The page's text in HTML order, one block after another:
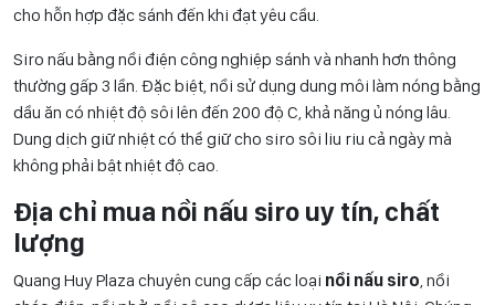
cho hỗn hợp đặc sánh đến khi đạt yêu cầu.
Siro nấu bằng nồi điện công nghiệp sánh và nhanh hơn thông
thường gấp 3 lần. Đặc biệt, nồi sử dụng dung môi làm nóng bằng
dầu ăn có nhiệt độ sôi lên đến 200 độ C, khả năng ủ nóng lâu.
Dung dịch giữ nhiệt có thể giữ cho siro sôi liu riu cả ngày mà
không phải bật nhiệt độ cao.
Địa chỉ mua nồi nấu siro uy tín, chất
lượng
Quang Huy Plaza chuyên cung cấp các loại nồi nấu siro , nồi